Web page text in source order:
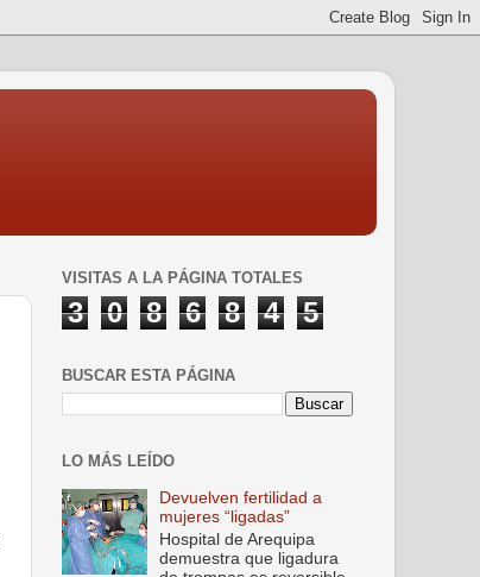
VISITAS A LA PÁGINA TOTALES
3 0 8 6 8 4 5
BUSCAR ESTA PÁGINA
LO MÁS LEÍDO
Devuelven fertilidad a
mujeres “ligadas”
Hospital de Arequipa
demuestra que ligadura